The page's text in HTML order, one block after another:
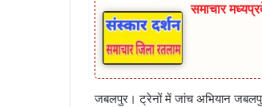
समाचार
जबलपुर। ट्रेनों में जांच अभियान